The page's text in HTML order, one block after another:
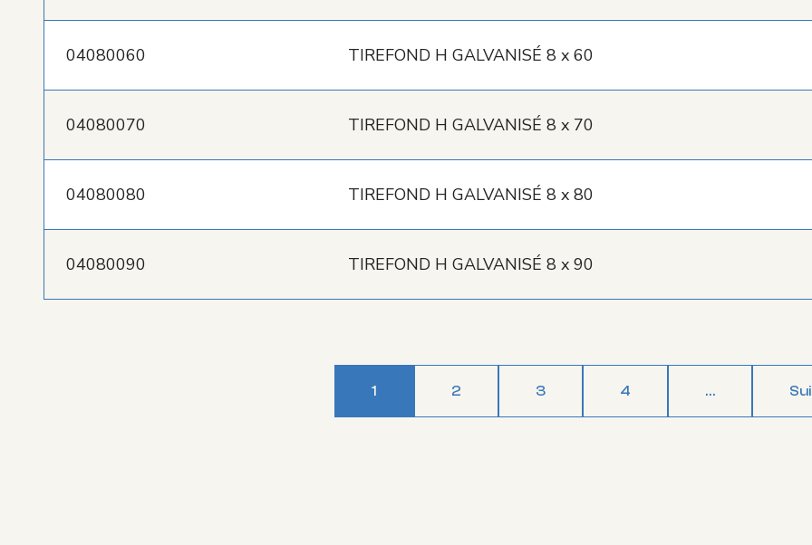
04080060 TIREFOND H GALVANISÉ 8 x 60
04080070 TIREFOND H GALVANISÉ 8 x 70
04080080 TIREFOND H GALVANISÉ 8 x 80
04080090 TIREFOND H GALVANISÉ 8 x 90
1 2 3 4 …
5